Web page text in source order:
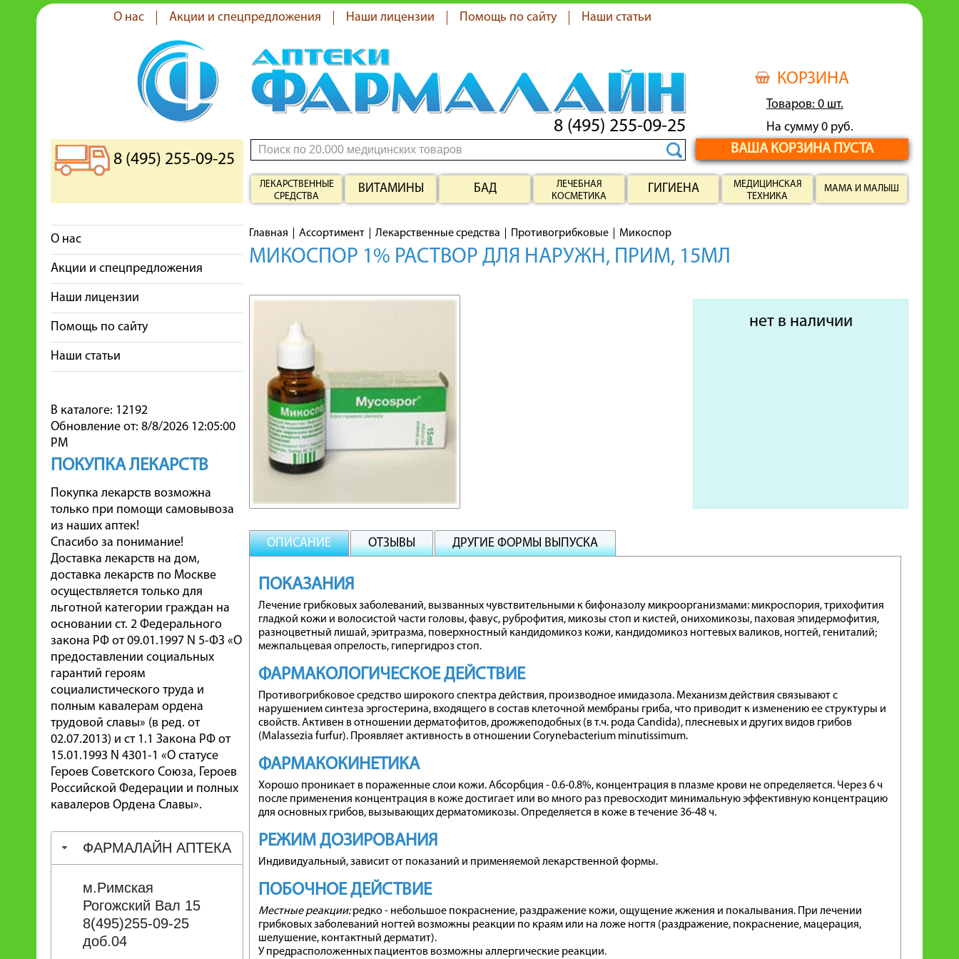
О нас Акции и спецпредложения Наши лицензии Помощь по сайту Наши статьи
КОРЗИНА
Товаров: 0 шт.
На сумму 0 руб.
ВАША КОРЗИНА ПУСТА
8 (495) 255-09-25
8 (495) 255-09-25
ЛЕКАРСТВЕННЫЕ
СРЕДСТВА
ВИТАМИНЫ БАД
ЛЕЧЕБНАЯ
КОСМЕТИКА
ГИГИЕНА
МЕДИЦИНСКАЯ
ТЕХНИКА
МАМА И МАЛЫШ
О нас
Акции и спецпредложения
Наши лицензии
Помощь по сайту
Наши статьи
В каталоге: 12192
Обновление от: 8/8/2026 12:05:00
PM
ПОКУПКА ЛЕКАРСТВ
Покупка лекарств возможна
только при помощи самовывоза
из наших аптек!
Спасибо за понимание!
Доставка лекарств на дом,
доставка лекарств по Москве
осуществляется только для
льготной категории граждан на
основании ст. 2 Федерального
закона РФ от 09.01.1997 N 5-ФЗ «О
предоставлении социальных
гарантий героям
социалистического труда и
полным кавалерам ордена
трудовой славы» (в ред. от
02.07.2013) и ст 1.1 Закона РФ от
15.01.1993 N 4301-1 «О статусе
Героев Советского Союза, Героев
Российской Федерации и полных
кавалеров Ордена Славы».
ФАРМАЛАЙН АПТЕКА
м.Римская
Рогожский Вал 15
8(495)255-09-25
доб.04
Главная Ассортимент Лекарственные средства Противогрибковые Микоспор
МИКОСПОР 1% РАСТВОР ДЛЯ НАРУЖН, ПРИМ, 15МЛ
нет в наличии
ОПИСАНИЕ ОТЗЫВЫ ДРУГИЕ ФОРМЫ ВЫПУСКА
ПОКАЗАНИЯ
Лечение грибковых заболеваний, вызванных чувствительными к бифоназолу микроорганизмами: микроспория, трихофития
гладкой кожи и волосистой части головы, фавус, руброфития, микозы стоп и кистей, онихомикозы, паховая эпидермофития,
разноцветный лишай, эритразма, поверхностный кандидомикоз кожи, кандидомикоз ногтевых валиков, ногтей, гениталий;
межпальцевая опрелость, гипергидроз стоп.
ФАРМАКОЛОГИЧЕСКОЕ ДЕЙСТВИЕ
Противогрибковое средство широкого спектра действия, производное имидазола. Механизм действия связывают с
нарушением синтеза эргостерина, входящего в состав клеточной мембраны гриба, что приводит к изменению ее структуры и
свойств. Активен в отношении дерматофитов, дрожжеподобных (в т.ч. рода Candida), плесневых и других видов грибов
(Malassezia furfur). Проявляет активность в отношении Corynebacterium minutissimum.
ФАРМАКОКИНЕТИКА
Хорошо проникает в пораженные слои кожи. Абсорбция - 0.6-0.8%, концентрация в плазме крови не определяется. Через 6 ч
после применения концентрация в коже достигает или во много раз превосходит минимальную эффективную концентрацию
для основных грибов, вызывающих дерматомикозы. Определяется в коже в течение 36-48 ч.
РЕЖИМ ДОЗИРОВАНИЯ
Индивидуальный, зависит от показаний и применяемой лекарственной формы.
ПОБОЧНОЕ ДЕЙСТВИЕ
Местные реакции:редко - небольшое покраснение, раздражение кожи, ощущение жжения и покалывания. При лечении
грибковых заболеваний ногтей возможны реакции по краям или на ложе ногтя (раздражение, покраснение, мацерация,
шелушение, контактный дерматит).
У предрасположенных пациентов возможны аллергические реакции.